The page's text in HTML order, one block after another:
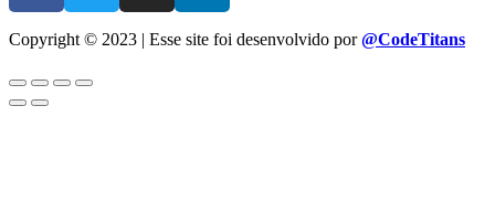
Copyright © 2023 | Esse site foi desenvolvido por@CodeTitans